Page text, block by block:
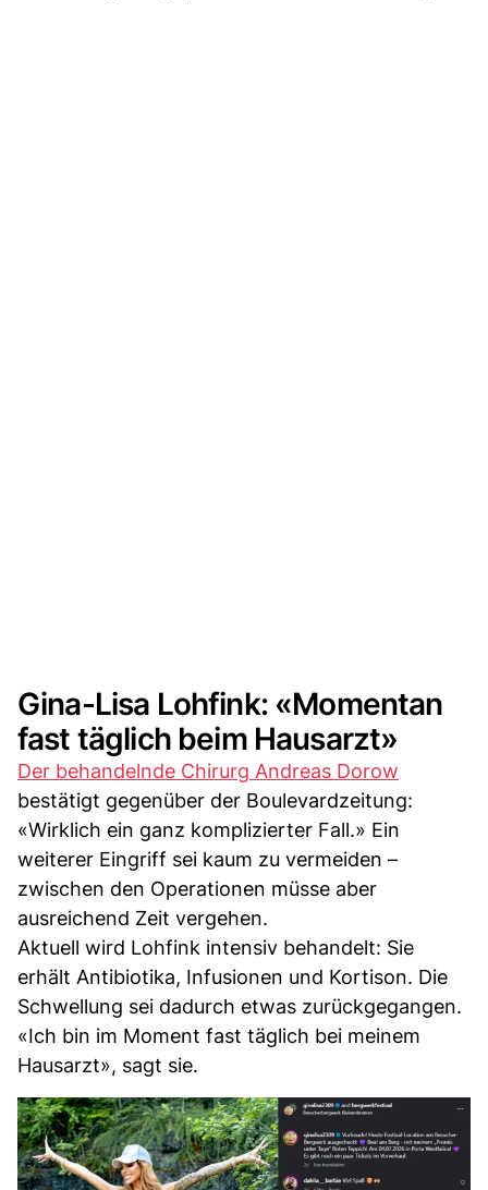
Gina-Lisa Lohfink: «Momentan
fast täglich beim Hausarzt»
Der behandelnde Chirurg Andreas Dorow
bestätigt gegenüber der Boulevardzeitung:
«Wirklich ein ganz komplizierter Fall.» Ein
weiterer Eingriff sei kaum zu vermeiden –
zwischen den Operationen müsse aber
ausreichend Zeit vergehen.
Aktuell wird Lohfink intensiv behandelt: Sie
erhält Antibiotika, Infusionen und Kortison. Die
Schwellung sei dadurch etwas zurückgegangen.
«Ich bin im Moment fast täglich bei meinem
Hausarzt», sagt sie.